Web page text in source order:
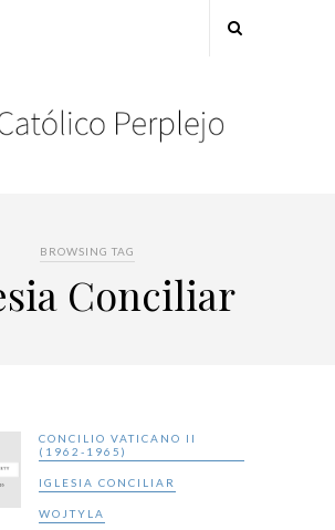
BROWSING TAG
Conciliar
CONCILIO VATICANO II
(1962-1965)
IGLESIA CONCILIAR
WOJTYLA